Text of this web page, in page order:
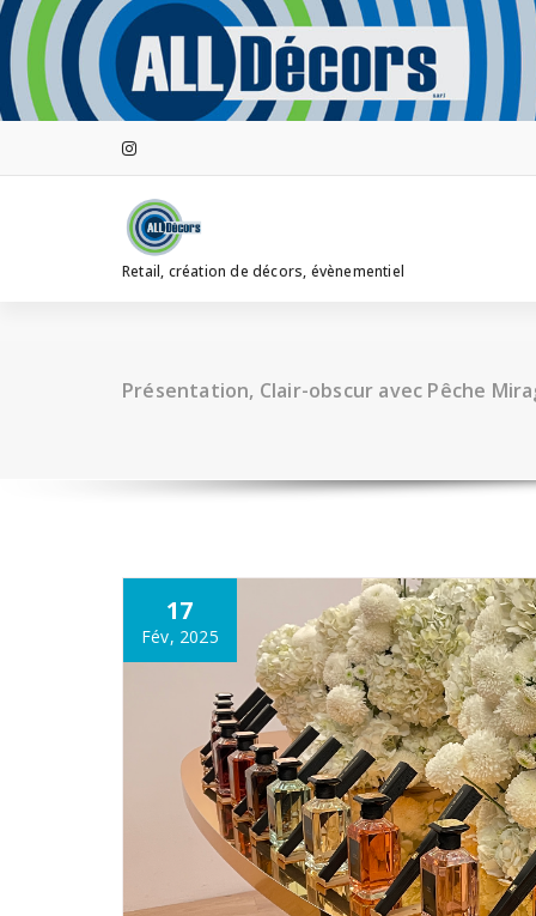
Aller
au
contenu
Retail, création de décors, évènementiel
Présentation, Clair-obscur avec Pêche
17
Fév, 2025